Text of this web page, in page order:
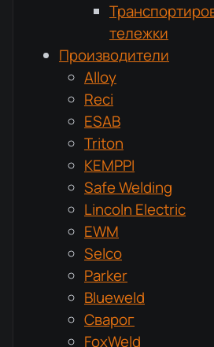
тележки
Производители
Alloy
Reci
ESAB
Triton
KEMPPI
Safe Welding
Lincoln Electric
EWM
Selco
Parker
Blueweld
Сварог
FoxWeld